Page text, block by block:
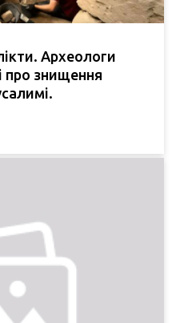
Археологи
про знищення